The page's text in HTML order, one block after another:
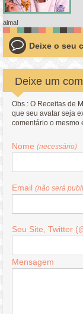
alma!
Deixe o seu
Deixe um
Obs.: O Receitas de
que seu avatar seja
comentário o
Nome(necessário)
Email(não será
Seu Site, Twitter
Mensagem